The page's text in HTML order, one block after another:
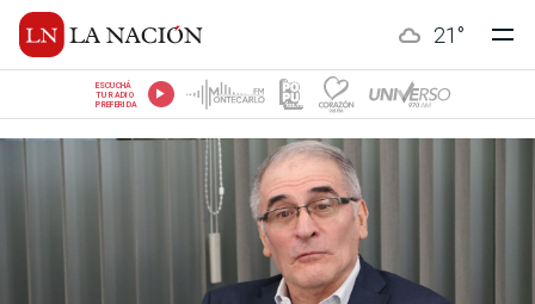
21 °
ESCUCHÁ
TU RADIO
PREFERIDA